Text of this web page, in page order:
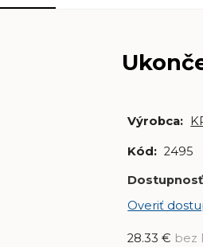
Výrobca:
Kód: 2495
Overiť
28.33 € bez